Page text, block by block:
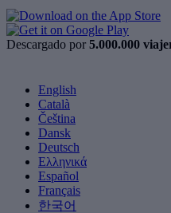
Descargado por 5.000.000
English
Català
Čeština
Dansk
Deutsch
Ελληνικά
Español
Français
한국어